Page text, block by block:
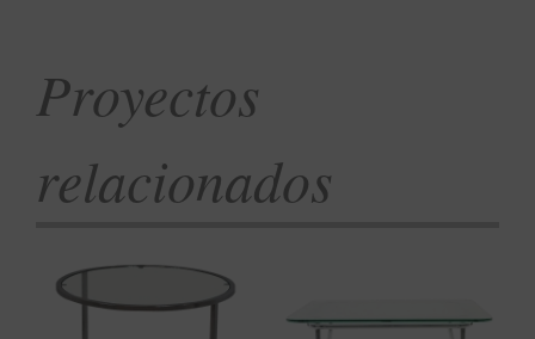
Proyectos
relacionados